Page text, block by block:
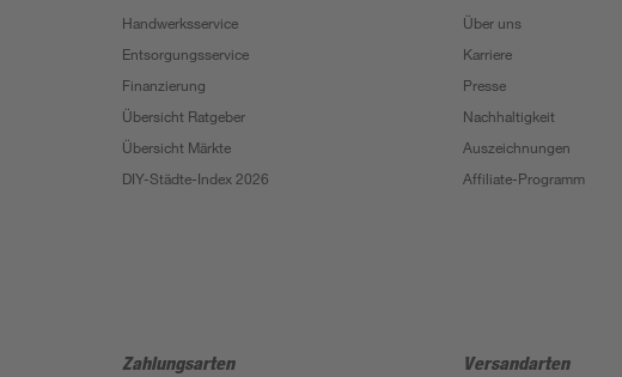
Handwerksservice
Entsorgungsservice
Finanzierung
Übersicht Ratgeber
Übersicht Märkte
DIY-Städte-Index 2026
Über uns
Karriere
Presse
Nachhaltigkeit
Auszeichnungen
Affiliate-Programm
Zahlungsarten Versandarten